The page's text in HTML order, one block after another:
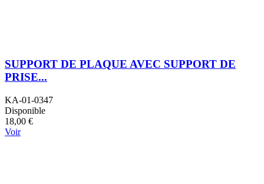
SUPPORT DE PLAQUE AVEC SUPPORT DE
PRISE...
KA-01-0347
Disponible
18,00 €
Voir